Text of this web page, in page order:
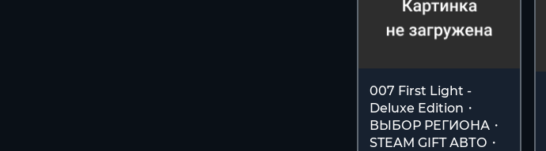
007 First Light -
Deluxe Edition・
ВЫБОР РЕГИОНА・
STEAM GIFT АВТО・